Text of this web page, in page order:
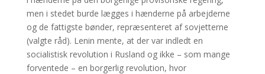
men i stedet burde lægges i hænderne på arbejderne
og de fattigste bønder, repræsenteret af sovjetterne
(valgte råd). Lenin mente, at der var indledt en
socialistisk revolution i Rusland og ikke – som mange
forventede – en borgerlig revolution, hvor